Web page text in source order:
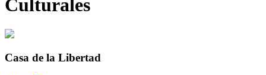
Culturales
Casa de la Libertad